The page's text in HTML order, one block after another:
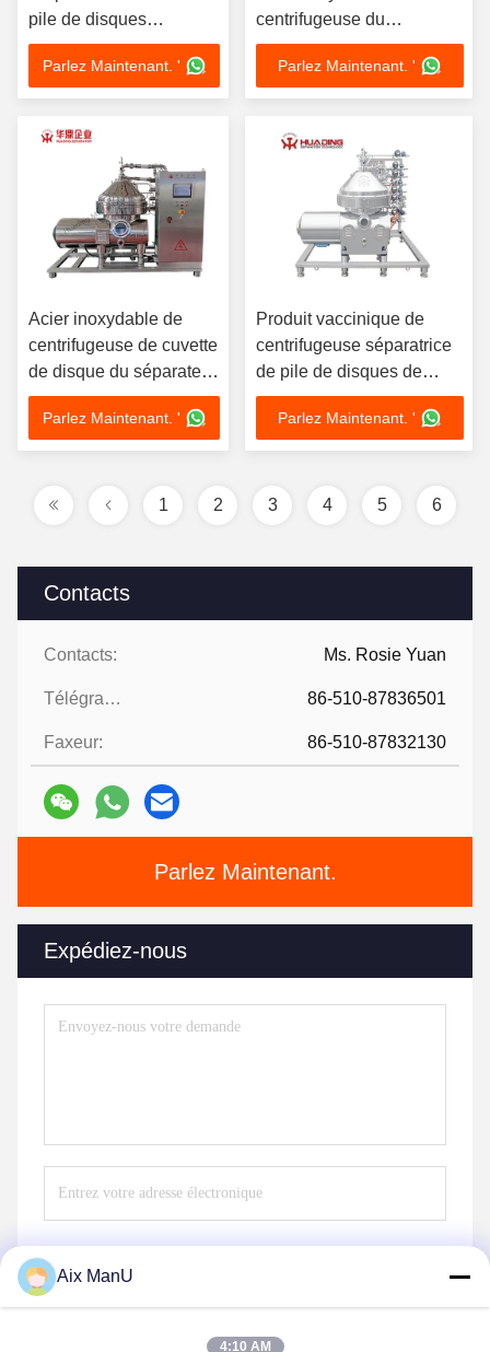
Contacts
Contacts: Ms. Rosie Yuan
Télégramme: 86-510-87836501
Faxeur: 86-510-87832130
Parlez Maintenant.
Expédiez-nous
pile de disques
production faible de
Sacle de 2 phases
Parlez Maintenant. '
centrifugeuse du
séparateur 90KW de pile
des disques SUS304
Parlez Maintenant. '
Acier inoxydable de
centrifugeuse de cuvette
de disque du séparateur
5.5kw de pile de
disques de PLC
Parlez Maintenant. '
Produit vaccinique de
centrifugeuse séparatrice
de pile de disques de
GMP
Parlez Maintenant. '
1 2 3 4 5 6
Aix ManU
4:10 AM